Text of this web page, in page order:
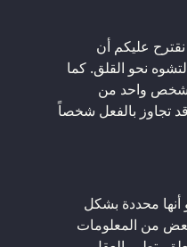
نقترح عليكم أن
نحو القلق. كما
لشخص واحد من
تجاوز بالفعل شخصاً
أنها محددة بشكل
من المعلومات